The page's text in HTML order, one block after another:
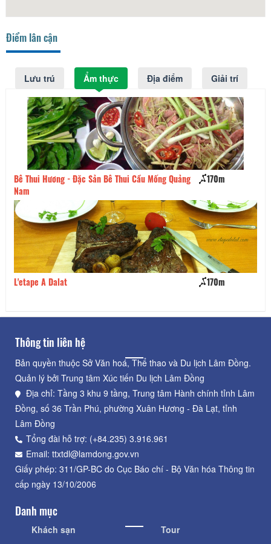
Điểm lân cận
Lưu trú Ẩm thực Địa điểm Giải trí
Bê Thui Hương - Đặc Sản Bê Thui Cầu Mống Quảng
Nam
170m
L'etape A Dalat 170m
Thông tin liên hệ
Bản quyền thuộc Sở Văn hoá, Thể thao và Du lịch Lâm Đồng.
Quản lý bởi Trung tâm Xúc tiến Du lịch Lâm Đồng
Địa chỉ: Tầng 3 khu 9 tầng, Trung tâm Hành chính tỉnh Lâm
Đồng, số 36 Trần Phú, phường Xuân Hương - Đà Lạt, tỉnh
Lâm Đồng
Tổng đài hỗ trợ: (+84.235) 3.916.961
Email: ttxtdl@lamdong.gov.vn
Giấy phép: 311/GP-BC do Cục Báo chí - Bộ Văn hóa Thông tin
cấp ngày 13/10/2006
Danh mục
Khách sạn Tour